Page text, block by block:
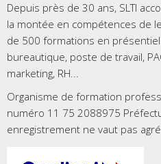
Depuis près de 30 ans, SLTI
la montée en compétences de
de 500 formations en
bureautique, poste de travail,
marketing, RH...
Organisme de formation
numéro 11 75 2088975
enregistrement ne vaut pas